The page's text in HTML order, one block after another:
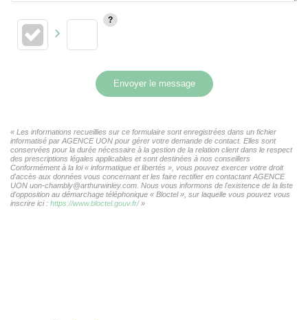
Envoyer le message
« Les informations recueillies sur ce formulaire sont enregistrées dans un fichier
informatisé par AGENCE UON pour gérer votre demande de contact. Elles sont
conservées pour la durée nécessaire à la gestion de la relation client dans le respect
des prescriptions légales applicables et sont destinées à nos conseillers
Conformément à la loi « informatique et libertés », vous pouvez exercer votre droit
d'accès aux données vous concernant et les faire rectifier en contactant AGENCE
UON uon-chambly@arthurwinley.com. Nous vous informons de l'existence de la liste
d'opposition au démarchage téléphonique « Bloctel », sur laquelle vous pouvez vous
inscrire ici : https://www.bloctel.gouv.fr/»